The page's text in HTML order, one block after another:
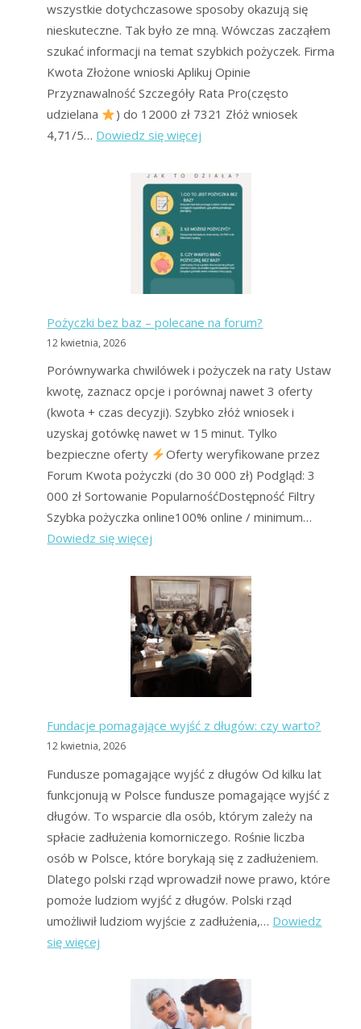
wszystkie dotychczasowe sposoby okazują się
nieskuteczne. Tak było ze mną. Wówczas zacząłem
szukać informacji na temat szybkich pożyczek. Firma
Kwota Złożone wnioski Aplikuj Opinie
Przyznawalność Szczegóły Rata Pro(często
udzielana
) do 12000 zł 7321 Złóż wniosek
4,71/5… Dowiedz się więcej
Online
–
Forum
Oddłużeniowego
Pożyczki bez baz – polecane na forum?
12 kwietnia, 2026
Porównywarka chwilówek i pożyczek na raty Ustaw
kwotę, zaznacz opcje i porównaj nawet 3 oferty
(kwota + czas decyzji). Szybko złóż wniosek i
uzyskaj gotówkę nawet w 15 minut. Tylko
bezpieczne oferty
Oferty weryfikowane przez
Forum Kwota pożyczki (do 30 000 zł) Podgląd: 3
000 zł Sortowanie PopularnośćDostępność Filtry
Szybka pożyczka online100% online / minimum…
Dowiedz się więcej
bez
baz
–
polecane
na
Fundacje pomagające wyjść z długów: czy warto?
12 kwietnia, 2026
Fundusze pomagające wyjść z długów Od kilku lat
funkcjonują w Polsce fundusze pomagające wyjść z
długów. To wsparcie dla osób, którym zależy na
spłacie zadłużenia komorniczego. Rośnie liczba
osób w Polsce, które borykają się z zadłużeniem.
Dlatego polski rząd wprowadził nowe prawo, które
pomoże ludziom wyjść z długów. Polski rząd
umożliwił ludziom wyjście z zadłużenia,… Dowiedz
się więcej
pomagające